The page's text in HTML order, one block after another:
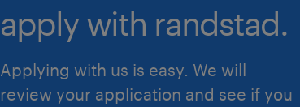
apply with randstad.
Applying with us is easy. We will
review your application and see if you